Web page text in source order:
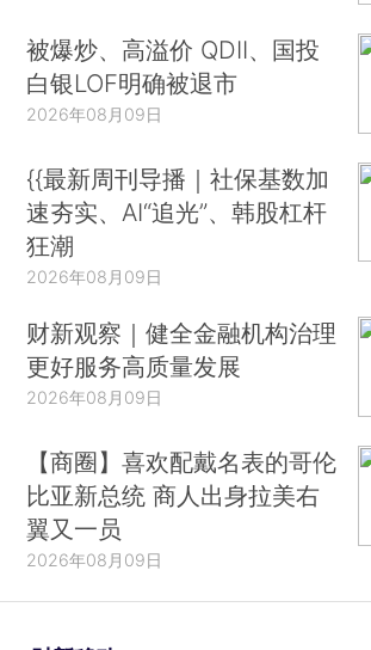
被爆炒、高溢价 QDII、国投
白银LOF明确被退市
2026年08月09日
{{最新周刊导播｜社保基数加
速夯实、AI“追光”、韩股杠杆
狂潮
2026年08月09日
财新观察｜健全金融机构治理
更好服务高质量发展
2026年08月09日
【商圈】喜欢配戴名表的哥伦
比亚新总统 商人出身拉美右
翼又一员
2026年08月09日